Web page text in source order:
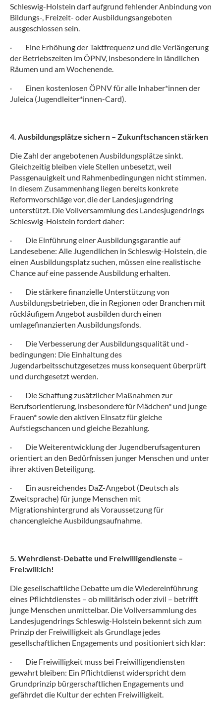
Schleswig-Holstein darf aufgrund fehlender Anbindung von
Bildungs-, Freizeit- oder Ausbildungsangeboten
ausgeschlossen sein.
· Eine Erhöhung der Taktfrequenz und die Verlängerung
der Betriebszeiten im ÖPNV, insbesondere in ländlichen
Räumen und am Wochenende.
· Einen kostenlosen ÖPNV für alle Inhaber*innen der
Juleica (Jugendleiter*innen-Card).
4. Ausbildungsplätze sichern – Zukunftschancen stärken
Die Zahl der angebotenen Ausbildungsplätze sinkt.
Gleichzeitig bleiben viele Stellen unbesetzt, weil
Passgenauigkeit und Rahmenbedingungen nicht stimmen.
In diesem Zusammenhang liegen bereits konkrete
Reformvorschläge vor, die der Landesjugendring
unterstützt. Die Vollversammlung des Landesjugendrings
Schleswig-Holstein fordert daher:
· Die Einführung einer Ausbildungsgarantie auf
Landesebene: Alle Jugendlichen in Schleswig-Holstein, die
einen Ausbildungsplatz suchen, müssen eine realistische
Chance auf eine passende Ausbildung erhalten.
· Die stärkere finanzielle Unterstützung von
Ausbildungsbetrieben, die in Regionen oder Branchen mit
rückläufigem Angebot ausbilden durch einen
umlagefinanzierten Ausbildungsfonds.
· Die Verbesserung der Ausbildungsqualität und -
bedingungen: Die Einhaltung des
Jugendarbeitsschutzgesetzes muss konsequent überprüft
und durchgesetzt werden.
· Die Schaffung zusätzlicher Maßnahmen zur
Berufsorientierung, insbesondere für Mädchen* und junge
Frauen* sowie den aktiven Einsatz für gleiche
Aufstiegschancen und gleiche Bezahlung.
· Die Weiterentwicklung der Jugendberufsagenturen
orientiert an den Bedürfnissen junger Menschen und unter
ihrer aktiven Beteiligung.
· Ein ausreichendes DaZ-Angebot (Deutsch als
Zweitsprache) für junge Menschen mit
Migrationshintergrund als Voraussetzung für
chancengleiche Ausbildungsaufnahme.
5. Wehrdienst-Debatte und Freiwilligendienste –
Frei:will:ich!
Die gesellschaftliche Debatte um die Wiedereinführung
eines Pflichtdienstes – ob militärisch oder zivil – betrifft
junge Menschen unmittelbar. Die Vollversammlung des
Landesjugendrings Schleswig-Holstein bekennt sich zum
Prinzip der Freiwilligkeit als Grundlage jedes
gesellschaftlichen Engagements und positioniert sich klar:
· Die Freiwilligkeit muss bei Freiwilligendiensten
gewahrt bleiben: Ein Pflichtdienst widerspricht dem
Grundprinzip bürgerschaftlichen Engagements und
gefährdet die Kultur der echten Freiwilligkeit.